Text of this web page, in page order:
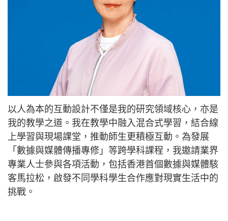
以人為本的互動設計不僅是我的研究領域核心，亦是
我的教學之道。我在教學中融入混合式學習，結合線
上學習與現場課堂，推動師生更積極互動。為發展
「數據與媒體傳播專修」等跨學科課程，我邀請業界
專業人士參與各項活動，包括香港首個數據與媒體駭
客馬拉松，啟發不同學科學生合作應對現實生活中的
挑戰。